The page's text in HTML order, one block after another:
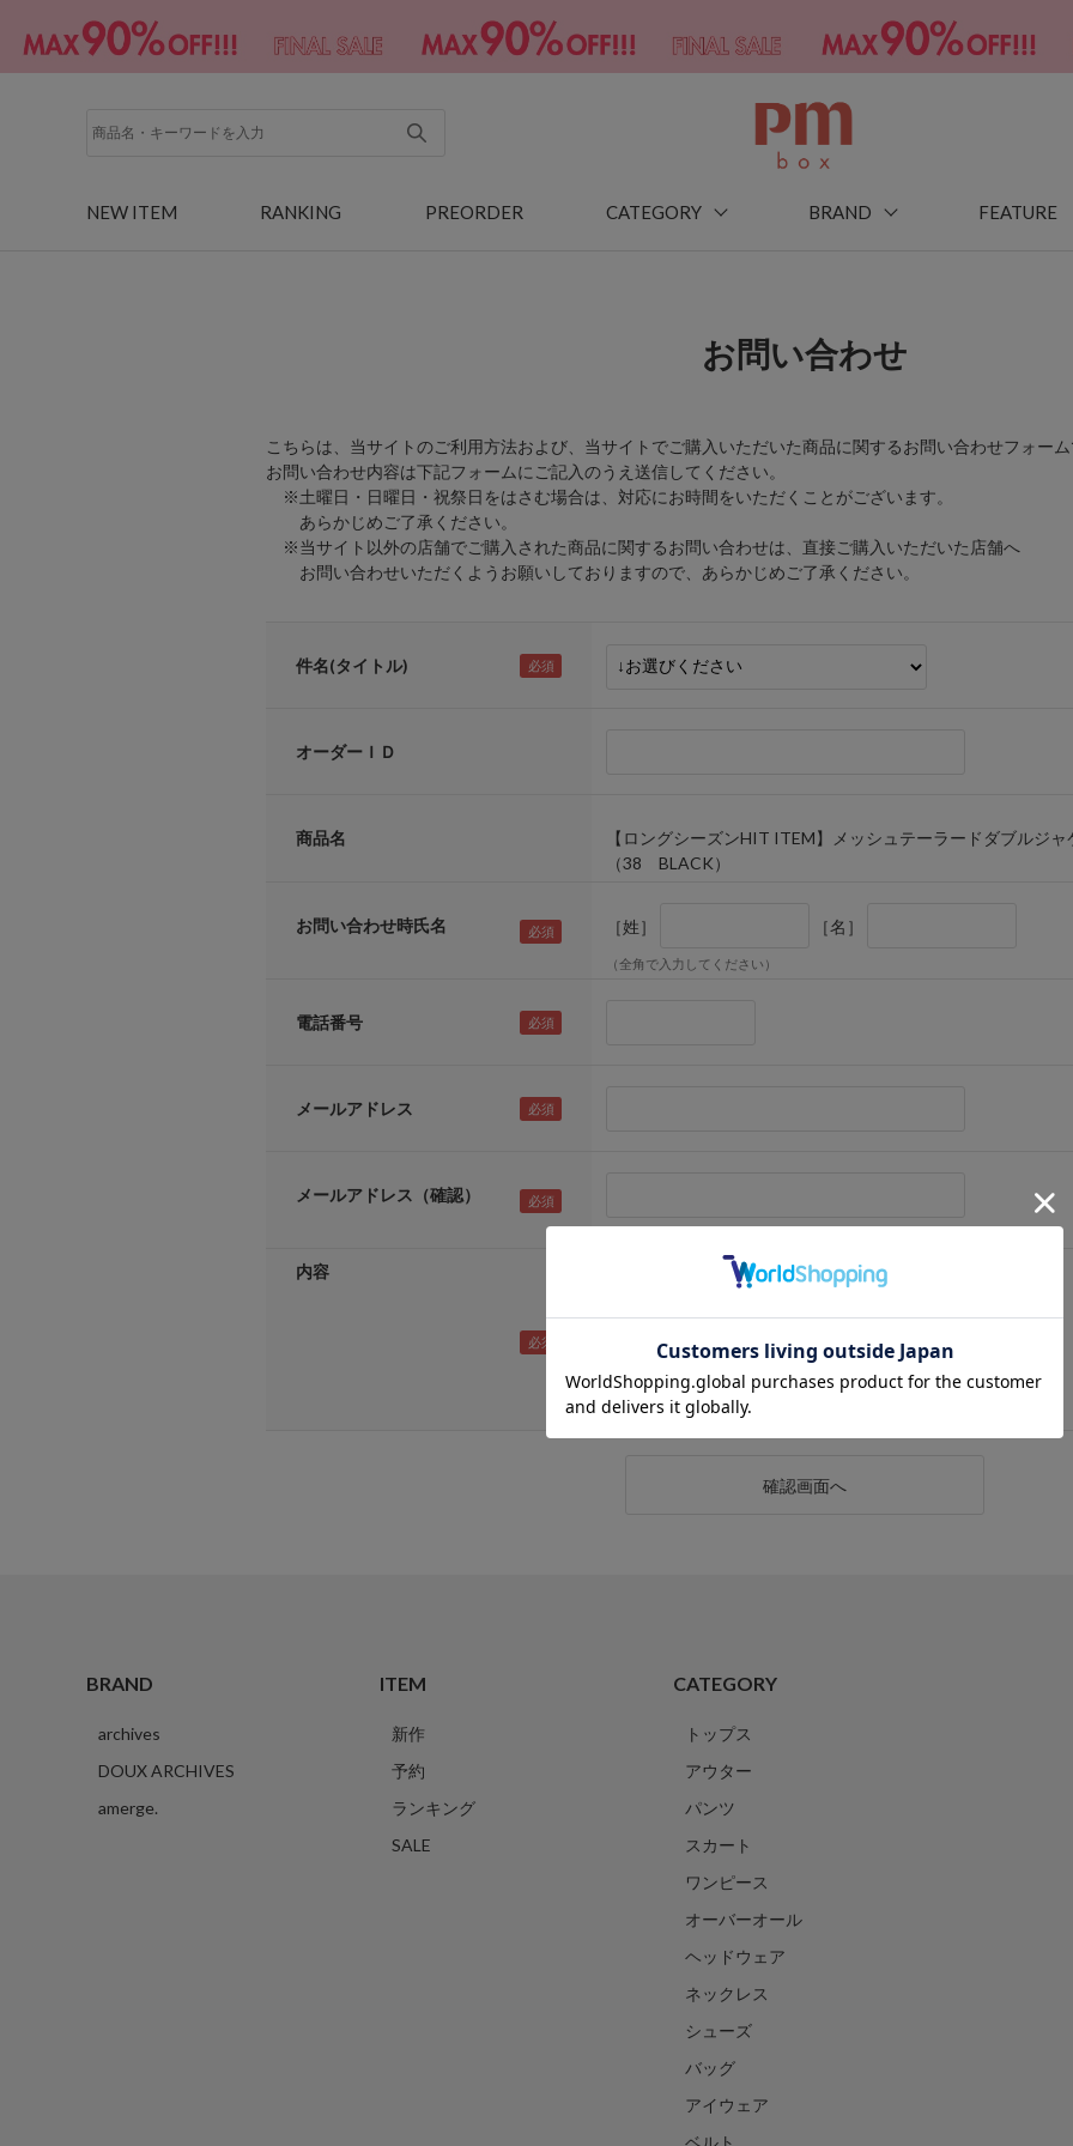
NEW ITEM RANKING PREORDER CATEGORY BRAND FEATURE
お問い合わせ
こちらは、当サイトのご利用方法および、当サイトでご購入いただいた商品に関するお問い合わせフォー
お問い合わせ内容は下記フォームにご記入のうえ送信してください。
※土曜日・日曜日・祝祭日をはさむ場合は、対応にお時間をいただくことがございます。
あらかじめご了承ください。
※当サイト以外の店舗でご購入された商品に関するお問い合わせは、直接ご購入いただいた店舗へ
お問い合わせいただくようお願いしておりますので、あらかじめご了承ください。
件名(タイトル)
オーダーＩＤ
商品名
【ロングシーズンHIT ITEM】メッシュテーラードダブルジャ
（38 BLACK）
お問い合わせ時氏名 ［姓］ ［名］
（全角で入力してください）
電話番号
メールアドレス
メールアドレス（確認）
内容
BRAND
archives
DOUX ARCHIVES
amerge.
ITEM
新作
予約
ランキング
SALE
CATEGORY
トップス
アウター
パンツ
スカート
ワンピース
オーバーオール
ヘッドウェア
ネックレス
シューズ
バッグ
アイウェア
ベルト